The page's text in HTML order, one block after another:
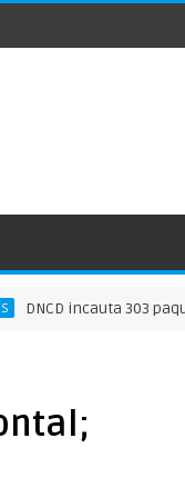
incauta 303 paquetes de